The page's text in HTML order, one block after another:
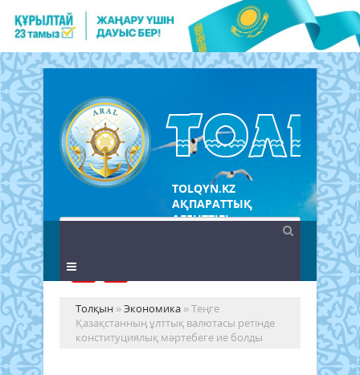
TOLQYN.KZ
АҚПАРАТТЫҚ
АГЕНТТІГІ
Толқын »Экономика » Теңге
Қазақстанның ұлттық валютасы ретінде
конституциялық мәртебеге ие болды